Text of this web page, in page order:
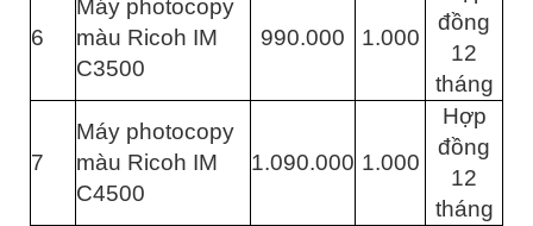
6
Máy photocopy
màu Ricoh IM
C3500
990.000 1.000
đồng
12
tháng
7
Máy photocopy
màu Ricoh IM
C4500
1.090.000 1.000
Hợp
đồng
12
tháng